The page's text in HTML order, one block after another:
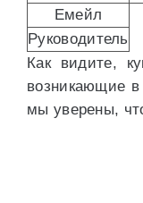
Емейл
Руководитель
Как видите,
возникающие
мы уверены,